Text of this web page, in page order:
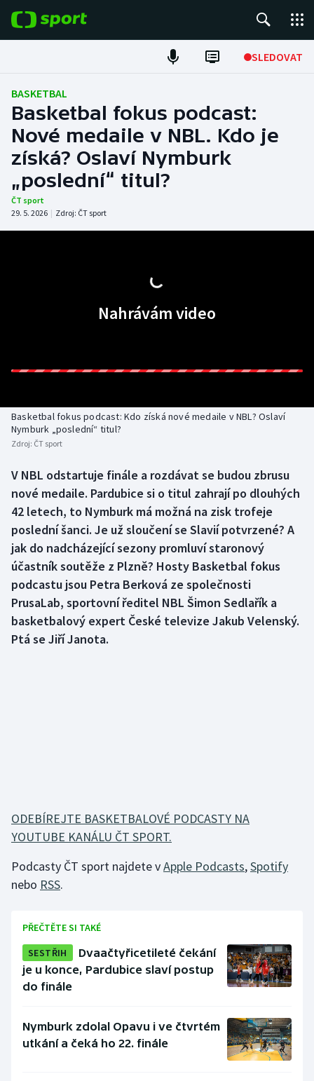
SLEDOVAT
Fotbal
Hokej
Tenis
Atletika
Boby a skeleton
Curling
Dostihy
Florbal
Futsal
Golf
Lezení
Lyže a snowboard
Motorsport
Olympijské hry
Plavání
AZ kvíz
BASKETBAL
Basketbal fokus podcast:
Nové medaile v NBL. Kdo je
získá? Oslaví Nymburk
„poslední“ titul?
ČT sport
29. 5. 2026 | Zdroj: ČT sport
Nahrávám video
Basketbal fokus podcast: Kdo získá nové medaile v NBL? Oslaví
Nymburk „poslední“ titul?
Zdroj: ČT sport
V NBL odstartuje finále a rozdávat se budou zbrusu
nové medaile. Pardubice si o titul zahrají po dlouhých
42 letech, to Nymburk má možná na zisk trofeje
poslední šanci. Je už sloučení se Slavií potvrzené? A
jak do nadcházející sezony promluví staronový
účastník soutěže z Plzně? Hosty Basketbal fokus
podcastu jsou Petra Berková ze společnosti
PrusaLab, sportovní ředitel NBL Šimon Sedlařík a
basketbalový expert České televize Jakub Velenský.
Ptá se Jiří Janota.
ODEBÍREJTE BASKETBALOVÉ PODCASTY NA
YOUTUBE KANÁLU ČT SPORT.
Podcasty ČT sport najdete vApple Podcasts,Spotify
nebo RSS.
PŘEČTĚTE SI TAKÉ
SESTŘIH
Dvaačtyřicetileté čekání
je u konce, Pardubice slaví postup
do finále
Nymburk zdolal Opavu i ve čtvrtém
utkání a čeká ho 22. finále